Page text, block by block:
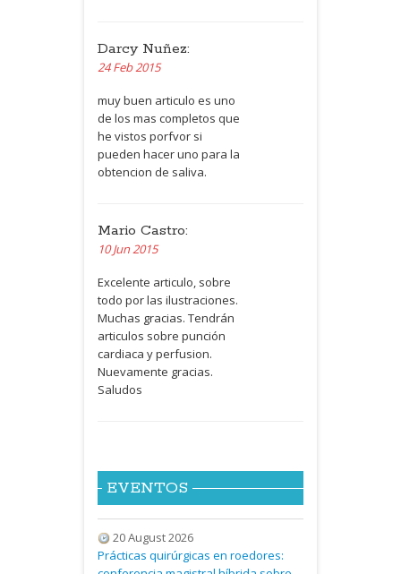
Darcy Nuñez:
24 Feb 2015
muy buen articulo es uno
de los mas completos que
he vistos porfvor si
pueden hacer uno para la
obtencion de saliva.
Mario Castro:
10 Jun 2015
Excelente articulo, sobre
todo por las ilustraciones.
Muchas gracias. Tendrán
articulos sobre punción
cardiaca y perfusion.
Nuevamente gracias.
Saludos
EVENTOS
20 August 2026
Prácticas quirúrgicas en roedores: